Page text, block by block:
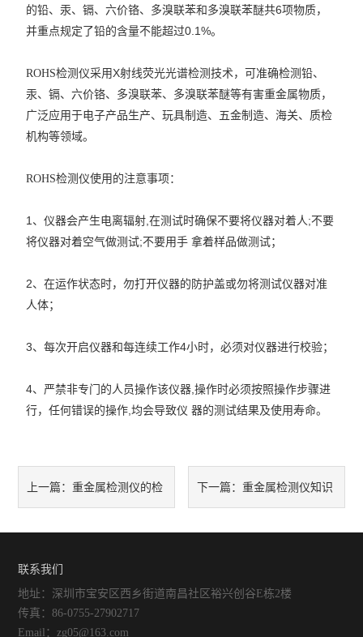
直读光谱仪
RoHS检测仪
重金属检测仪
镀层厚度分析仪
的铅、汞、镉、六价铬、多溴联苯和多溴联苯醚共6项物质，
并重点规定了铅的含量不能超过0.1%。
ROHS检测仪采用X射线荧光光谱检测技术，可准确检测铅、
汞、镉、六价铬、多溴联苯、多溴联苯醚等有害重金属物质，
广泛应用于电子产品生产、玩具制造、五金制造、海关、质检
机构等领域。
ROHS检测仪使用的注意事项：
1、仪器会产生电离辐射,在测试时确保不要将仪器对着人;不要
将仪器对着空气做测试;不要用手 拿着样品做测试；
2、在运作状态时，勿打开仪器的防护盖或勿将测试仪器对准
人体；
3、每次开启仪器和每连续工作4小时，必须对仪器进行校验；
4、严禁非专门的人员操作该仪器,操作时必须按照操作步骤进
行，任何错误的操作,均会导致仪 器的测试结果及使用寿命。
上一篇：重金属检测仪的检 下一篇： 重金属检测仪知识
联系我们
地址：深圳市宝安区西乡街道南昌社区裕兴创谷E栋2楼
传真：86-0755-27902717
Email：zg05@163.com